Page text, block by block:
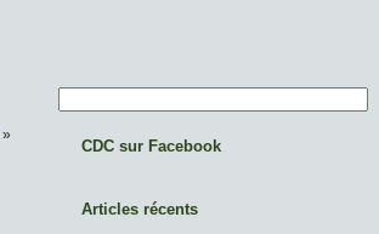
»
CDC sur Facebook
Articles récents